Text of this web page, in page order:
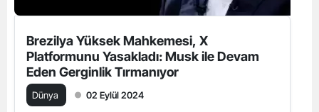
Brezilya Yüksek Mahkemesi, X
Platformunu Yasakladı: Musk ile Devam
Eden Gerginlik Tırmanıyor
Dünya 02 Eylül 2024